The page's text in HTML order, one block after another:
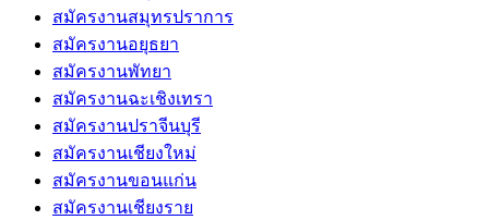
สมัครงานสมุทรปราการ
สมัครงานอยุธยา
สมัครงานพัทยา
สมัครงานฉะเชิงเทรา
สมัครงานปราจีนบุรี
สมัครงานเชียงใหม่
สมัครงานขอนแก่น
สมัครงานเชียงราย